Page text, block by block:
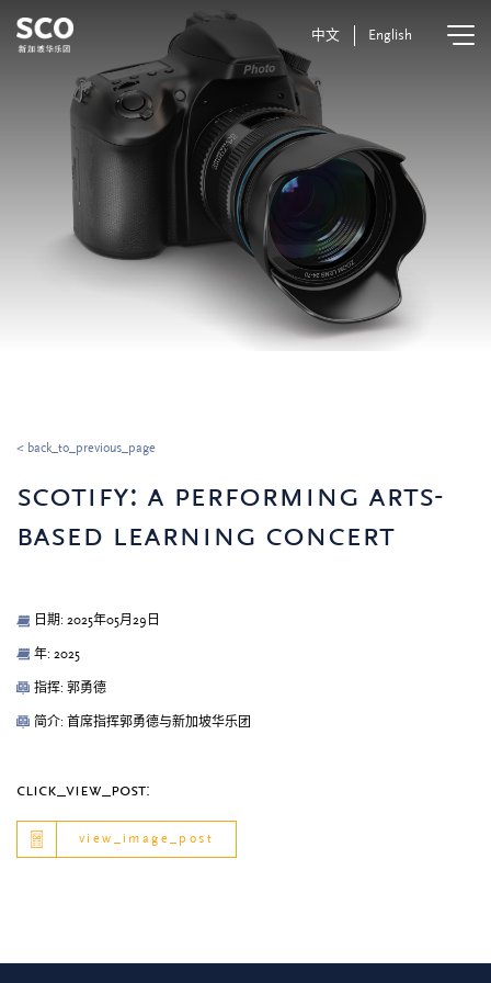
中文 English
< back_to_previous_page
scotify: a performing arts-
based learning concert
日期: 2025年05月29日
年: 2025
指挥: 郭勇德
简介: 首席指挥郭勇德与新加坡华乐团
click_view_post:
view_image_post